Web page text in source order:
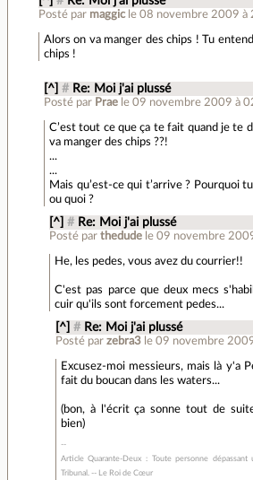
Posté par maggic le 08 novembre 2009 à
Alors on va manger des chips ! Tu
chips !
[^] # Re: Moi j'ai plussé
Posté par Prae le 09 novembre 2009 à
C’est tout ce que ça te fait quand je te
va manger des chips ??!
...
...
Mais qu’est-ce qui t’arrive ? Pourquoi
ou quoi ?
[^] # Re: Moi j'ai plussé
Posté parthedude le 09 novembre
He, les pedes, vous avez du courrier!!
C'est pas parce que deux mecs
cuir qu'ils sont forcement pedes...
[^] # Re: Moi j'ai plussé
Posté par zebra3 le 09 novembre
Excusez-moi messieurs, mais là y'a
fait du boucan dans les waters...
(bon, à l'écrit ça sonne tout de
bien)
Article Quarante-Deux : Toute personne
Tribunal. -- Le Roi de Cœur